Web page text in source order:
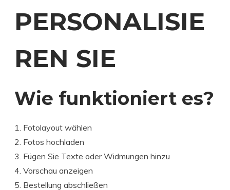
PERSONALISIE
REN SIE
Wie funktioniert es?
Fotolayout wählen
Fotos hochladen
Fügen Sie Texte oder Widmungen hinzu
Vorschau anzeigen
Bestellung abschließen